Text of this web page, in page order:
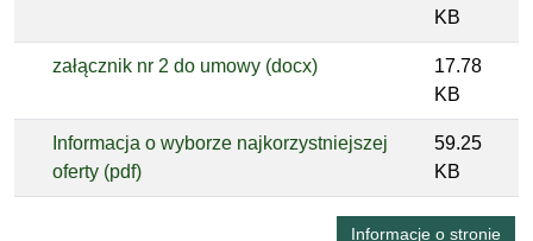
KB
załącznik nr 2 do umowy (docx)
17.78
KB
Informacja o wyborze najkorzystniejszej
oferty (pdf)
59.25
KB
Informacje o stronie